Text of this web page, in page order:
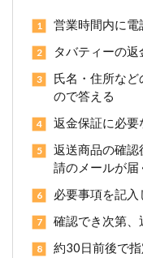
営業時間内に
タバティーの
氏名・住所な
ので答える
返金保証に必要
返送商品の確認
請のメールが届
必要事項を記入
確認でき次第、
約30日前後で